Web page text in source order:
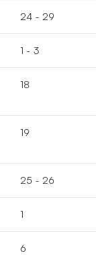
24 - 29
1 - 3
18
19
25 - 26
1
6